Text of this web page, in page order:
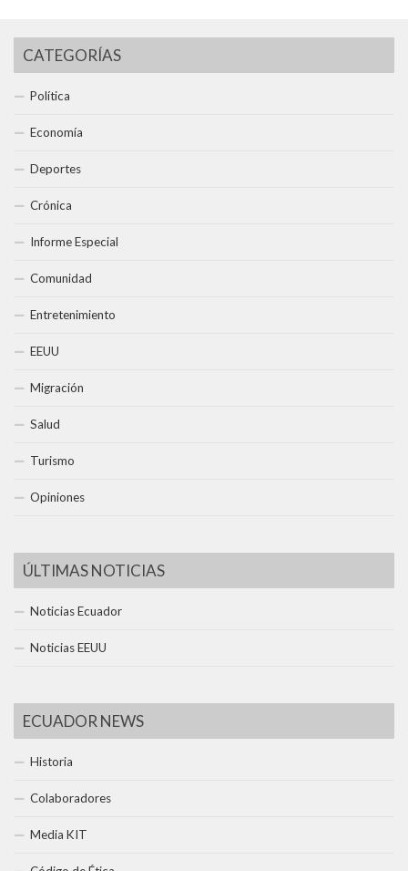
CATEGORÍAS
Política
Economía
Deportes
Crónica
Informe Especial
Comunidad
Entretenimiento
EEUU
Migración
Salud
Turismo
Opiniones
ÚLTIMAS NOTICIAS
Noticias Ecuador
Noticias EEUU
ECUADOR NEWS
Historia
Colaboradores
Media KIT